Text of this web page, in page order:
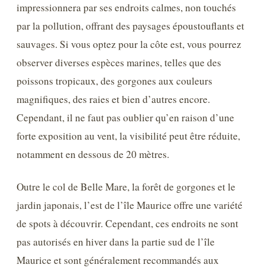
impressionnera par ses endroits calmes, non touchés
par la pollution, offrant des paysages époustouflants et
sauvages. Si vous optez pour la côte est, vous pourrez
observer diverses espèces marines, telles que des
poissons tropicaux, des gorgones aux couleurs
magnifiques, des raies et bien d’autres encore.
Cependant, il ne faut pas oublier qu’en raison d’une
forte exposition au vent, la visibilité peut être réduite,
notamment en dessous de 20 mètres.
Outre le col de Belle Mare, la forêt de gorgones et le
jardin japonais, l’est de l’île Maurice offre une variété
de spots à découvrir. Cependant, ces endroits ne sont
pas autorisés en hiver dans la partie sud de l’île
Maurice et sont généralement recommandés aux